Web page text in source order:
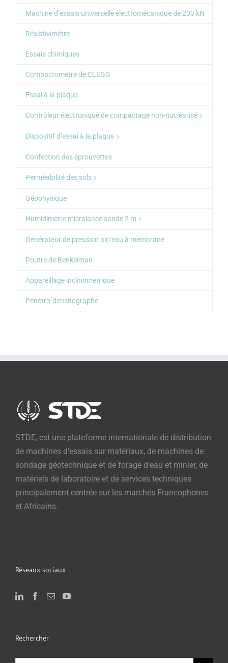
Machine d’essais universelle électromécanique de 200 kN
Résistivimètre
Essais chimiques
Compactometre de CLEGG
Essai à la plaque
Contrôleur électronique de compactage non-nucléarisé
Dispositif d’essai à la plaque
Confection des éprouvettes
Perméabilité des sols
Géophysique
Humidimètre microlance sonde 2 m
Générateur de pression air/eau à membrane
Poutre de Benkelman
Appareillage inclinometrique
Pénétro-densitographe
STDE, est une plateforme internationale de distribution
de machines d’essais sur matériaux, de machines de
sondage géotechnique et de forage d’eau et minier, de
matériels de laboratoire et de services techniques
principalement centrée sur les marchés Francophones
et Africains.
Réseaux sociaux
Rechercher